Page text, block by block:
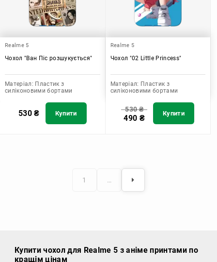
Realme 5
Чохол "Ван Піс розшукується"
Матеріал: Пластик з
силіконовими бортами
530₴ Купити
Realme 5
Чохол "02 Little Princess"
Матеріал: Пластик з
силіконовими бортами
530₴
490 ₴ Купити
1 …
Купити чохол для Realme 5 з аніме принтами по
кращім цінам